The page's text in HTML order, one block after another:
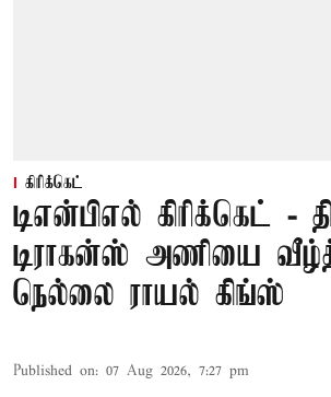
கிரிக்கெட்
டிஎன்பிஎல் கிரிக்கெட் -
டிராகன்ஸ் அணியை
நெல்லை ராயல் கிங்ஸ்
Published on: 07 Aug 2026, 7:27 pm